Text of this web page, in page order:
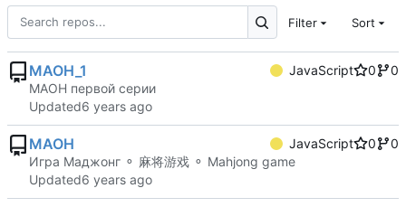
Filter Sort
MAOH_1 JavaScript 0
0
МАОН первой серии
Updated
MAOH JavaScript 0
0
Игра Маджонг ⚬ 麻将游戏 ⚬ Mahjong game
Updated